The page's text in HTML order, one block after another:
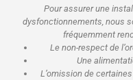
Pour assurer une
dysfonctionnements, nous
fréquemment
Le non-respect de
Une
L’omission de